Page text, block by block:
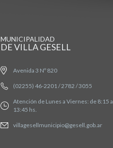
MUNICIPALIDAD
DE VILLA GESELL
Avenida 3 Nº 820
(02255) 46-2201 / 2782 / 3055
Atención de Lunes a Viernes: de 8:15 a
13:45 hs.
villagesellmunicipio@gesell.gob.ar